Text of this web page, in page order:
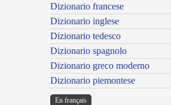
Dizionario francese
Dizionario inglese
Dizionario tedesco
Dizionario spagnolo
Dizionario greco moderno
Dizionario piemontese
En français